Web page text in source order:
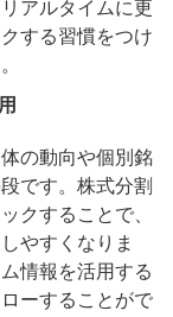
アルタイムに更
する習慣をつけ
の動向や個別銘
です。株式分割
クすることで、
やすくなりま
情報を活用する
ーすることがで